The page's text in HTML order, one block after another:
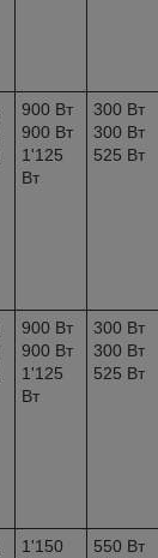
900 Вт
900 Вт
1'125
Вт
300 Вт
300 Вт
525 Вт
900 Вт
900 Вт
1'125
Вт
300 Вт
300 Вт
525 Вт
1'150
550 Вт